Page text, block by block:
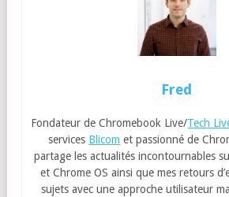
Fred
Fondateur de Chromebook Live/Tech
services Blicom et passionné de
partage les actualités incontournables
et Chrome OS ainsi que mes retours
sujets avec une approche utilisateur